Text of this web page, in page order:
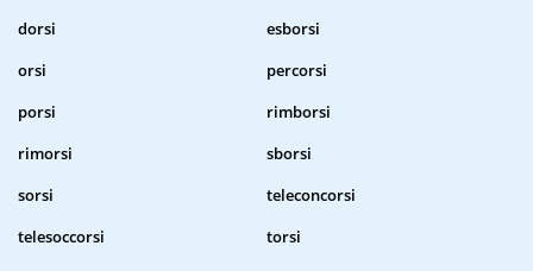
dorsi
esborsi
orsi
percorsi
porsi
rimborsi
rimorsi
sborsi
sorsi
teleconcorsi
telesoccorsi
torsi